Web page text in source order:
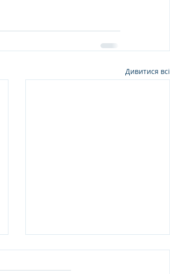
Дивитися всі